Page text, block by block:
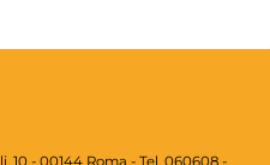
10 - 00144 Roma - Tel. 060608 -